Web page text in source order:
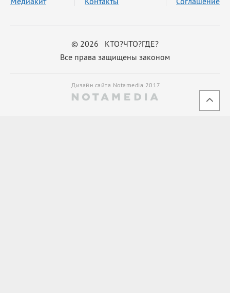
© 2026 КТО?ЧТО?ГДЕ?
Все права защищены законом
Дизайн сайта Notamedia 2017